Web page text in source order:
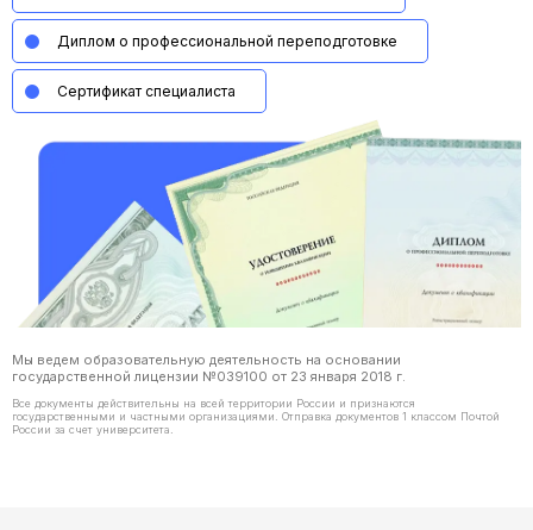
Диплом о профессиональной переподготовке
Сертификат специалиста
Мы ведем образовательную деятельность на основании
государственной лицензии №039100 от 23 января 2018 г.
Все документы действительны на всей территории России и признаются
государственными и частными организациями. Отправка документов 1 классом Почтой
России за счет университета.